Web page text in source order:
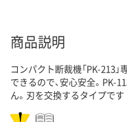
商品説明
コンパクト断裁機「PK-213
できるので、安心安全。PK-
ん。刃を交換するタイプです